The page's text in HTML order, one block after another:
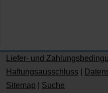
Liefer- und
Haftungsausschluss
Sitemap
Suche